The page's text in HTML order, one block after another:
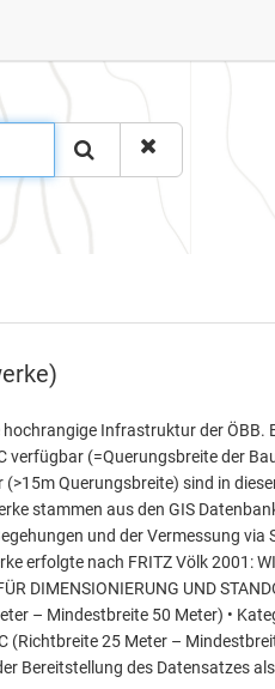
Infrastruktur der ÖBB.
verfügbar (=Querungsbreite der
Querungsbreite) sind in
stammen aus den GIS
und der Vermessung via
erfolgte nach FRITZ Völk 2001:
DIMENSIONIERUNG UND
– Mindestbreite 50 Meter) •
(Richtbreite 25 Meter –
Bereitstellung des Datensatzes